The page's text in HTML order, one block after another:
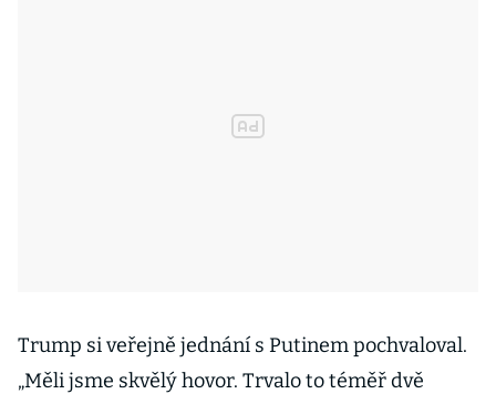
Trump si veřejně jednání s Putinem pochvaloval.
„Měli jsme skvělý hovor. Trvalo to téměř dvě